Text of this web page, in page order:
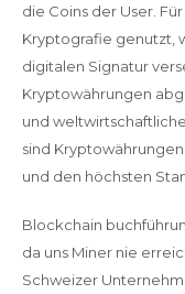
die Coins der User.
Kryptografie genutzt,
digitalen Signatur
Kryptowährungen
und
sind
und den höchsten
Blockchain
da uns Miner nie
Schweizer